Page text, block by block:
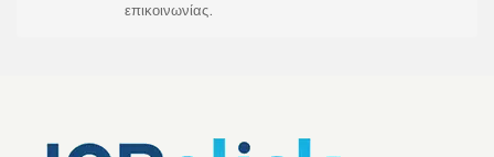
επικοινωνίας.